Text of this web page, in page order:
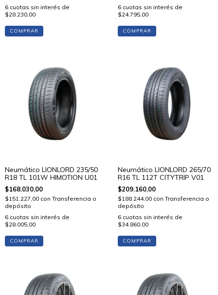
6 cuotas sin interés de
$28.230,00
COMPRAR
6 cuotas sin interés de
$24.795,00
COMPRAR
Neumático LIONLORD 235/50
R18 TL 101W HIMOTION U01
$168.030,00
$151.227,00 con Transferencia o
depósito
6 cuotas sin interés de
$28.005,00
COMPRAR
Neumático LIONLORD 265/70
R16 TL 112T CITYTRIP V01
$209.160,00
$188.244,00 con Transferencia o
depósito
6 cuotas sin interés de
$34.860,00
COMPRAR